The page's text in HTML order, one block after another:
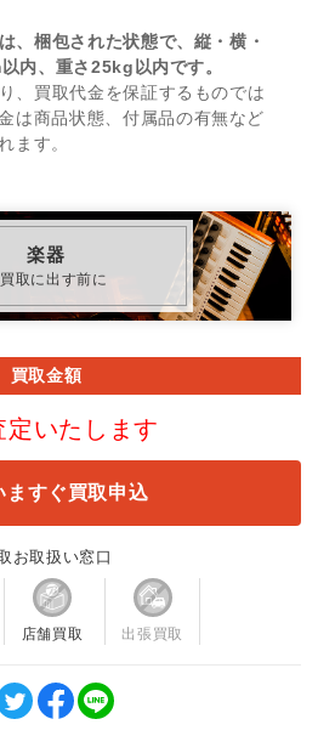
、梱包された状態で、縦・横・
内、重さ25kg以内です。
、買取代金を保証するものでは
は商品状態、付属品の有無など
ます。
楽器
取に出す前に
買取金額
定いたします
ますぐ買取申込
お取扱い窓口
店舗買取 出張買取